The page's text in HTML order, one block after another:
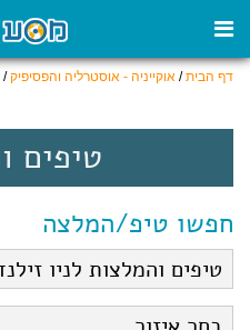
דף הבית/ אוקייניה - אוסטרליה והפסיפיק/
טיפים
חפשו טיפ/המלצה